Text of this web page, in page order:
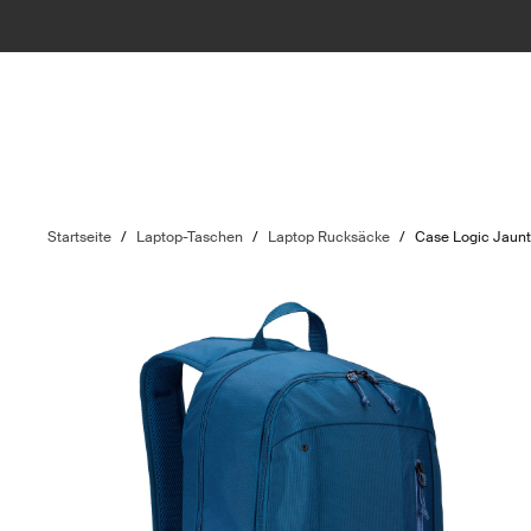
Startseite / Laptop-Taschen / Laptop Rucksäcke / Case Logic Jaunt